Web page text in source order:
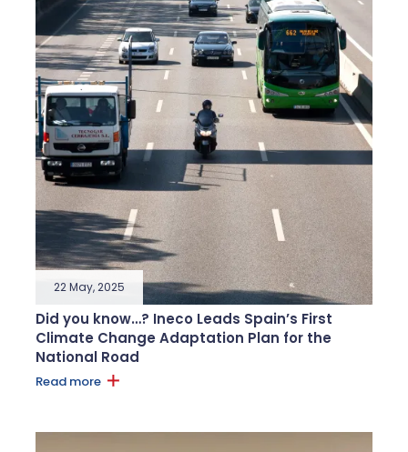
22 May, 2025
Did you know…? Ineco Leads Spain’s First
Climate Change Adaptation Plan for the
National Road
Read more